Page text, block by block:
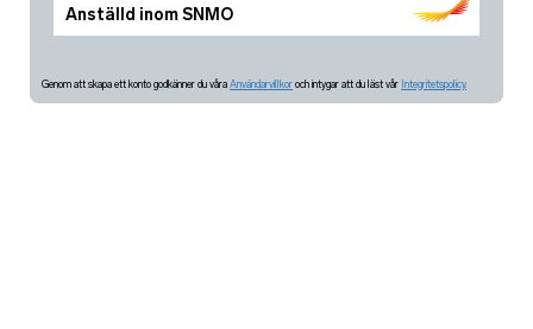
Anställd inom SNMO
Genom att skapa ett konto godkänner du våra Användarvillkor och intygar att du läst vår Integritetspolicy.